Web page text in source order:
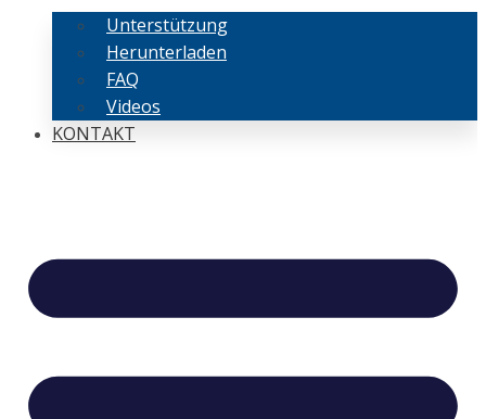
Unterstützung
Herunterladen
FAQ
Videos
KONTAKT